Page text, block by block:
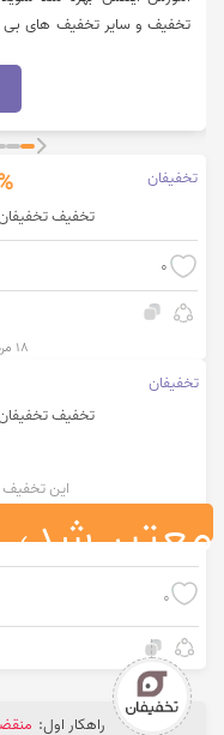
تخفیف و سایر تخفیف های بی
تخفیفان
تخفیف تخفیفان تا 85% ویژه آموزش
0
۱۸ مرداد ۱۴۰۵ ساعت ۱۴:۳۲
تخفیفان
تخفیف تخفیفان تا 85% ویژه آموزش
این
معتبر شد،
0
راهکار اول: